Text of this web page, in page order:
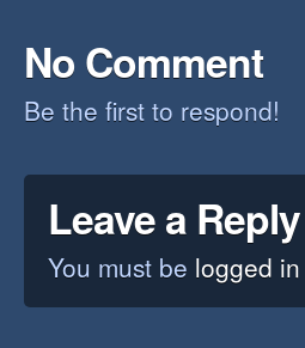
No Comment
Be the first to respond!
Leave a Reply
You must be logged in